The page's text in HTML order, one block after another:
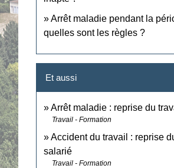
Arrêt maladie pendant la
quelles sont les règles ?
Et aussi
Arrêt maladie : reprise du
Travail - Formation
Accident du travail : reprise
salarié
Travail - Formation